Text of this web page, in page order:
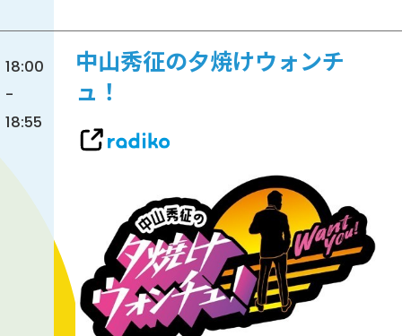
18:00
-
18:55
中山秀征の夕焼けウォンチ
ュ！